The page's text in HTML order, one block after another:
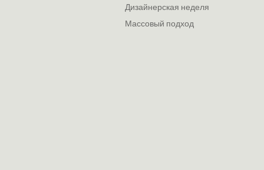
дизайнерская неделя
массовый подход